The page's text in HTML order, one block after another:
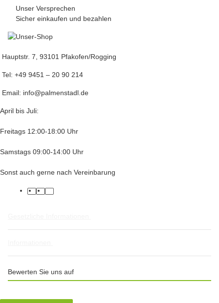
Unser Versprechen
Sicher einkaufen und bezahlen
Hauptstr. 7, 93101 Pfakofen/Rogging
Tel: +49 9451 – 20 90 214
Email: info@palmenstadl.de
April bis Juli:
Freitags 12:00-18:00 Uhr
Samstags 09:00-14:00 Uhr
Sonst auch gerne nach Vereinbarung
facebook
twitterinstagram
Bewerten Sie uns auf